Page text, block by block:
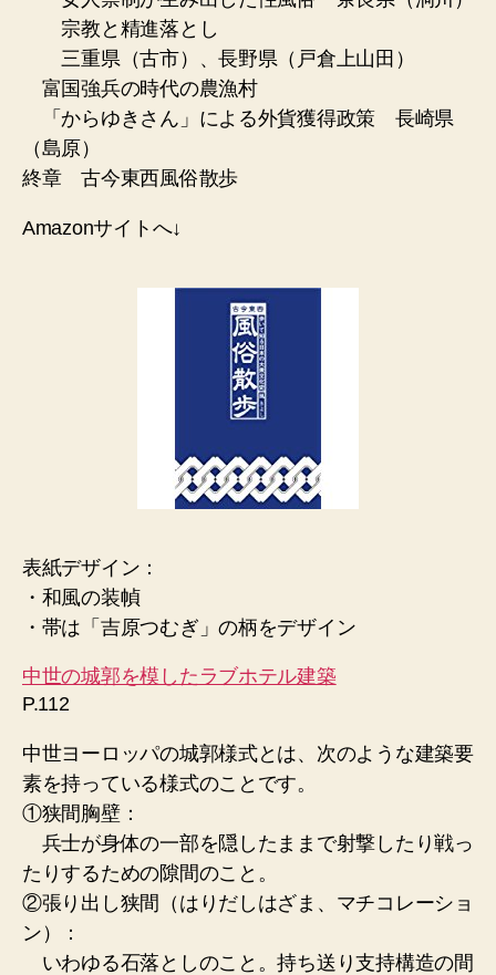
宗教と精進落とし
三重県（古市）、長野県（戸倉上山田）
富国強兵の時代の農漁村
「からゆきさん」による外貨獲得政策 長崎県
（島原）
終章 古今東西風俗散歩
Amazonサイトへ↓
表紙デザイン：
・和風の装幀
・帯は「吉原つむぎ」の柄をデザイン
中世の城郭を模したラブホテル建築
P.112
中世ヨーロッパの城郭様式とは、次のような建築要
素を持っている様式のことです。
①狭間胸壁：
兵士が身体の一部を隠したままで射撃したり戦っ
たりするための隙間のこと。
②張り出し狭間（はりだしはざま、マチコレーショ
ン）：
いわゆる石落としのこと。持ち送り支持構造の間